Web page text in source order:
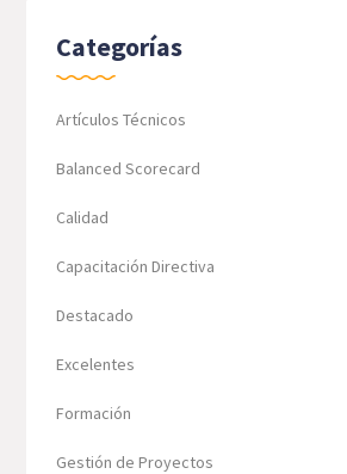
Categorías
Artículos Técnicos
Balanced Scorecard
Calidad
Capacitación Directiva
Destacado
Excelentes
Formación
Gestión de Proyectos